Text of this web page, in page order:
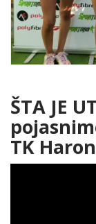
ŠTA JE
TK Haron